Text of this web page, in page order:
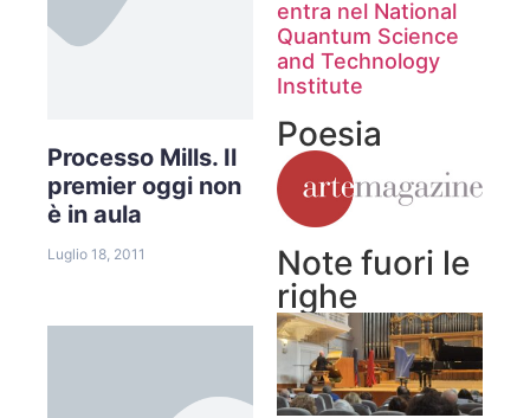
Processo Mills. Il
premier oggi non
è in aula
Luglio 18, 2011
entra nel National
Quantum Science
and Technology
Institute
Poesia
Note fuori le
righe